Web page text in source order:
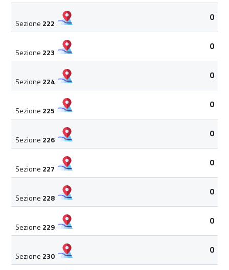
Sezione 222
0
Sezione 223
0
Sezione 224
0
Sezione 225
0
Sezione 226
0
Sezione 227
0
Sezione 228
0
Sezione 229
0
Sezione 230
0